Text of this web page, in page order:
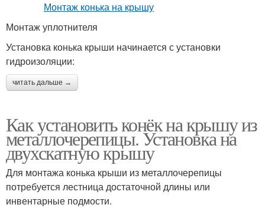
Монтаж уплотнителя
Установка конька крыши начинается с установки
гидроизоляции:
читать дальше →
Как установить конёк на крышу из
металлочерепицы. Установка на
двухскатную крышу
Для монтажа конька крыши из металлочерепицы
потребуется лестница достаточной длины или
инвентарные подмости.